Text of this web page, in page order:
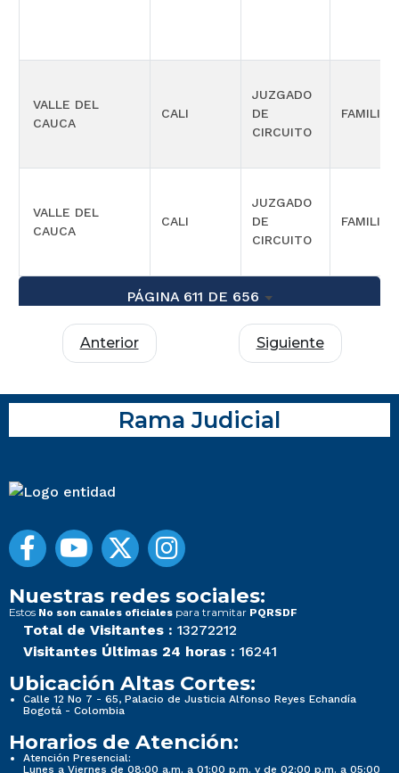
VALLE DEL
CAUCA
CALI
JUZGADO
DE
CIRCUITO
FAMILIA
VALLE DEL
CAUCA
CALI
JUZGADO
DE
CIRCUITO
FAMILIA
PÁGINA 611 DE 656
Anterior Siguiente
Rama Judicial
Nuestras redes sociales:
Estos No son canales oficiales para tramitar PQRSDF
Total de Visitantes : 13272212
Visitantes Últimas 24 horas : 16241
Ubicación Altas Cortes:
Calle 12 No 7 - 65, Palacio de Justicia Alfonso Reyes Echandía
Bogotá - Colombia
Horarios de Atención:
Atención Presencial:
Lunes a Viernes de 08:00 a.m. a 01:00 p.m. y de 02:00 p.m. a 05:00